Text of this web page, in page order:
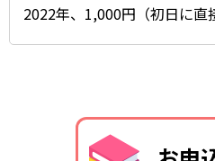
2022年、1,000円（初日に直